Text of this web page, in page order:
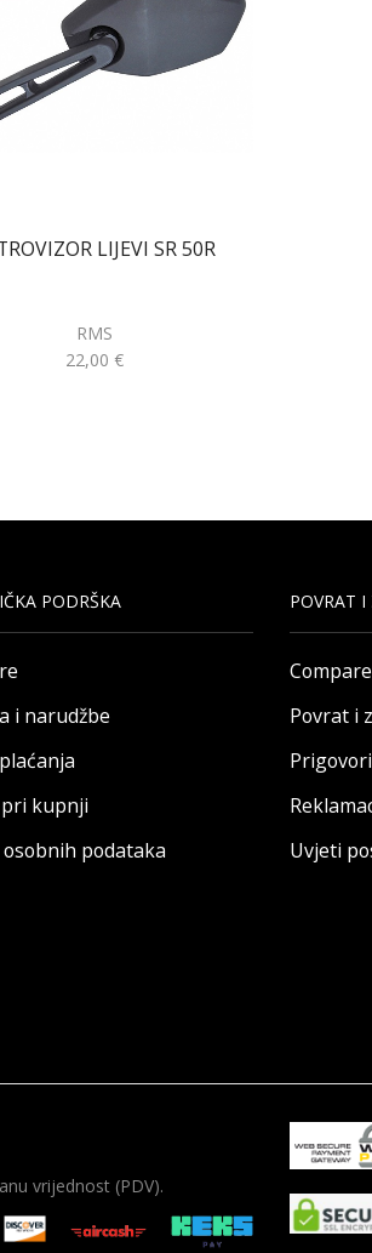
LIJEVI SR 50R
RMS
22,00 €
PODRŠKA
i narudžbe
kupnji
podataka
POVRAT
Compare
Povrat i
Prigovori
Uvjeti
vrijednost (PDV).